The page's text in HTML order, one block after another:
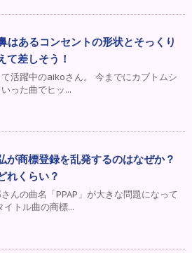
はあるコンセントの形状とそっくり
て差しそう！
活躍中のaikoさん。 今までにカブトムシ
った曲でヒッ...
が商標登録を乱発するのはなぜか？
れくらい？
んの曲名「PPAP」が大きな問題になって
イトル曲の商標...